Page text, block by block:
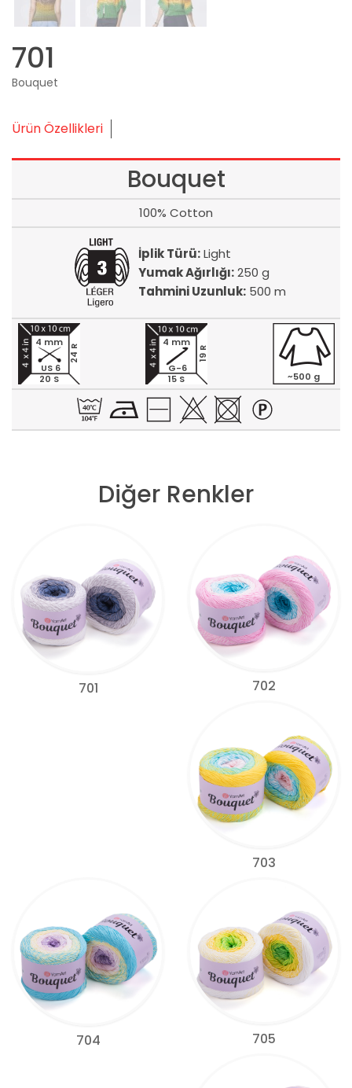
701
Bouquet
Ürün Özellikleri
Bouquet
100% Cotton
İplik Türü:Light
Yumak Ağırlığı:250 g
Tahmini Uzunluk: 500 m
20 S
24 R
4 mm
US 6
15 S
19 R
4 mm
G-6
~500 g
Diğer Renkler
701 702
703
704 705